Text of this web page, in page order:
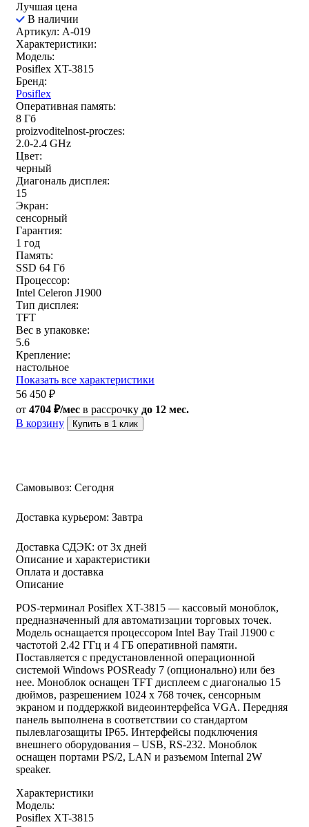
Лучшая цена
В наличии
Артикул: A-019
Характеристики:
Модель:
Posiflex XT-3815
Бренд:
Posiflex
Оперативная память:
8 Гб
proizvoditelnost-proczes:
2.0-2.4 GHz
Цвет:
черный
Диагональ дисплея:
15
Экран:
сенсорный
Гарантия:
1 год
Память:
SSD 64 Гб
Процессор:
Intel Celeron J1900
Тип дисплея:
TFT
Вес в упаковке:
5.6
Крепление:
настольное
Показать все характеристики
56 450 ₽
от 4704 ₽/мес в рассрочку до 12 мес.
В корзину
Купить в 1 клик
Самовывоз: Сегодня
Доставка курьером: Завтра
Доставка СДЭК: от 3х дней
Описание и характеристики
Оплата и доставка
Описание
POS-терминал Posiflex XT-3815 — кассовый моноблок,
предназначенный для автоматизации торговых точек.
Модель оснащается процессором Intel Bay Trail J1900 с
частотой 2.42 ГГц и 4 ГБ оперативной памяти.
Поставляется с предустановленной операционной
системой Windows POSReady 7 (опционально) или без
нее. Моноблок оснащен TFT дисплеем с диагональю 15
дюймов, разрешением 1024 х 768 точек, сенсорным
экраном и поддержкой видеоинтерфейса VGA. Передняя
панель выполнена в соответствии со стандартом
пылевлагозащиты IP65. Интерфейсы подключения
внешнего оборудования – USB, RS-232. Моноблок
оснащен портами PS/2, LAN и разъемом Internal 2W
speaker.
Характеристики
Модель:
Posiflex XT-3815